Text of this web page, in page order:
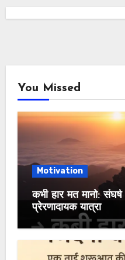
You Missed
Motivation
कभी हार मत मानो:
प्रेरणादायक यात्रा